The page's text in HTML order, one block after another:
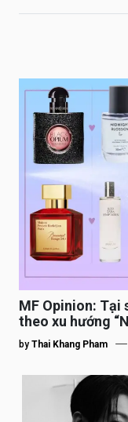
MF Opinion: Tại
theo xu hướng
by Thai Khang Pham